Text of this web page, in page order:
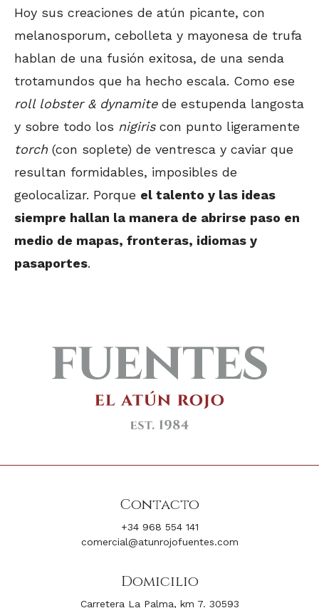
Hoy sus creaciones de atún picante, con
melanosporum, cebolleta y mayonesa de trufa
hablan de una fusión exitosa, de una senda
trotamundos que ha hecho escala. Como ese
roll lobster & dynamitede estupenda langosta
y sobre todo los nigiriscon punto ligeramente
torch (con soplete) de ventresca y caviar que
resultan formidables, imposibles de
geolocalizar. Porque el talento y las ideas
siempre hallan la manera de abrirse paso en
medio de mapas, fronteras, idiomas y
pasaportes.
Contacto
+34 968 554 141
comercial@atunrojofuentes.com
Domicilio
Carretera La Palma, km 7. 30593